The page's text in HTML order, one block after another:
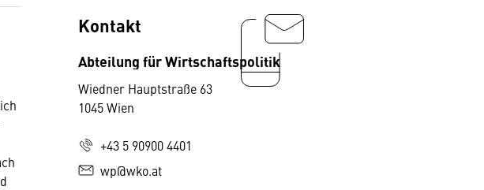
Kontakt
Abteilung für Wirtschaftspolitik
Wiedner Hauptstraße 63
1045 Wien
+43 5 90900 4401
wp@wko.at